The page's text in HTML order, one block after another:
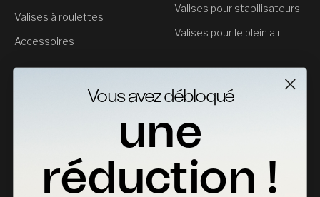
Valises à roulettes
Accessoires
Valises pour stabilisateurs
Valises pour le plein air
Fiches Techniques
Où acheter
Vous avez débloqué
une
réduction !